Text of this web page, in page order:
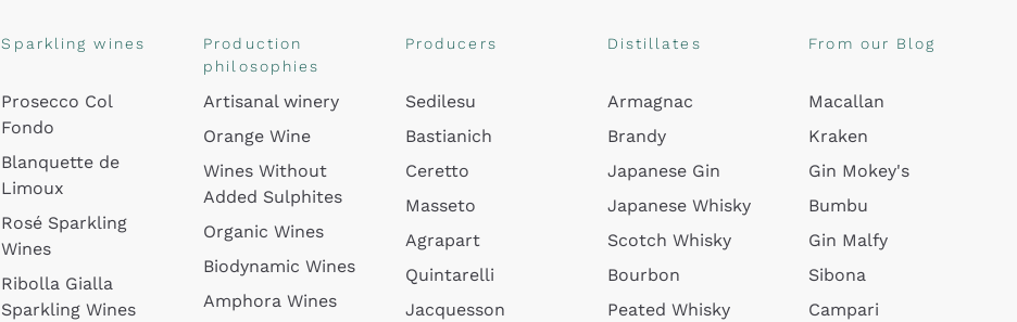
Sparkling wines
Prosecco Col
Fondo
Blanquette de
Limoux
Rosé Sparkling
Wines
Ribolla Gialla
Sparkling Wines
Production
philosophies
Artisanal winery
Orange Wine
Wines Without
Added Sulphites
Organic Wines
Biodynamic Wines
Amphora Wines
Producers
Sedilesu
Bastianich
Ceretto
Masseto
Agrapart
Quintarelli
Jacquesson
Distillates
Armagnac
Brandy
Japanese Gin
Japanese Whisky
Scotch Whisky
Bourbon
Peated Whisky
From our Blog
Macallan
Kraken
Gin Mokey's
Bumbu
Gin Malfy
Sibona
Campari